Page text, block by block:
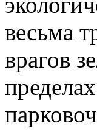
весьма
врагов